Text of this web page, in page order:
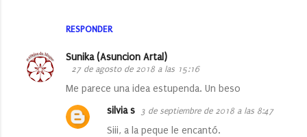
r
RESPONDER
Sunika (Asuncion Artal)
27 de agosto de 2018 a las 15:16
Me parece una idea estupenda. Un beso
silvia s 3 de septiembre de 2018 a las 8:47
Siii, a la peque le encantó.